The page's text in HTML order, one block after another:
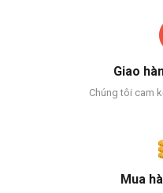
Giao
Chúng tôi cam
Mua